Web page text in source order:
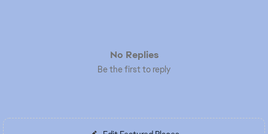
No Replies
Be the first to reply